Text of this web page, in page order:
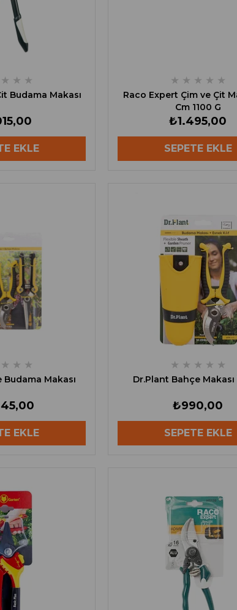
★ ★ ★
Budama Makası
EKLE
★ ★ ★ ★ ★
Raco Expert Çim ve Çit
Cm 1100 G
₺1.495,00
SEPETE EKLE
★ ★ ★
Makası
EKLE
★ ★ ★ ★ ★
Dr.Plant Bahçe Makası
₺990,00
SEPETE EKLE